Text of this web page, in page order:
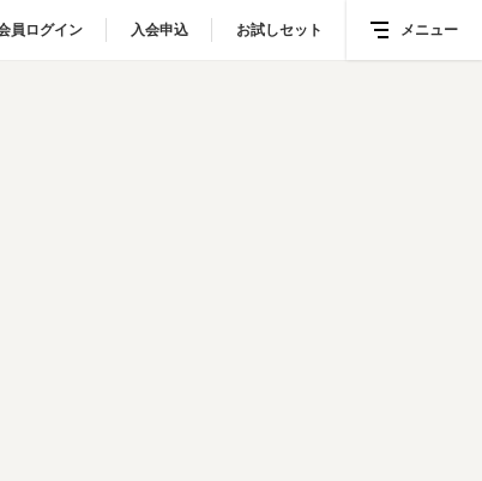
員ログイン 入会申込 お試しセット メニュー
員ログイン 入会申込 お試しセット メニュー